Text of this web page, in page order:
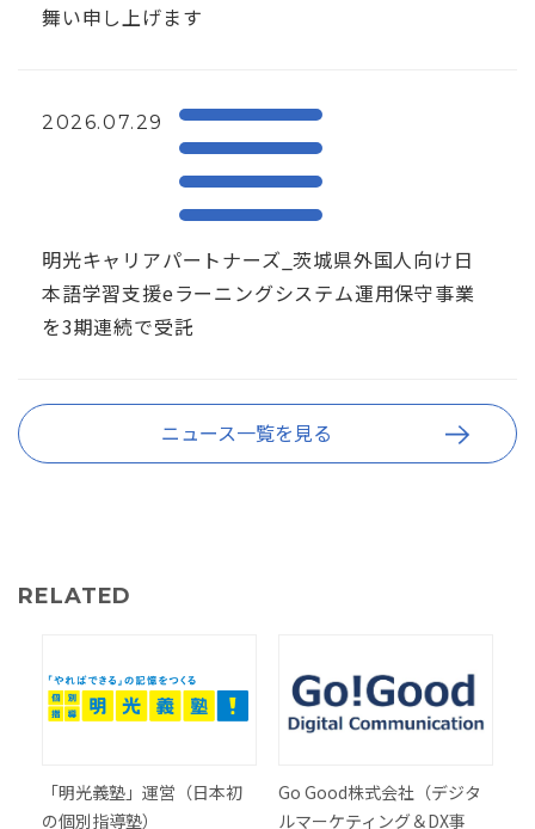
舞い申し上げます
2026.07.29
明光キャリアパートナーズ_茨城県外国人向け日
本語学習支援eラーニングシステム運用保守事業
を3期連続で受託
ニュース一覧を見る
RELATED
「明光義塾」運営（日本初
の個別指導塾）
Go Good株式会社（デジタ
ルマーケティング＆DX事